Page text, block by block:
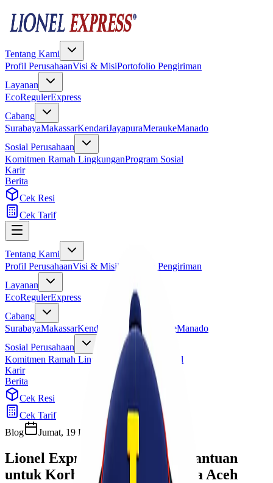
Tentang Kami
Profil PerusahaanVisi & MisiPortofolio Pengiriman
Layanan
EcoRegulerExpress
Cabang
SurabayaMakassarKendariJayapuraMeraukeManado
Sosial Perusahaan
Komitmen Ramah LingkunganProgram Sosial
Karir
Berita
Cek Resi
Cek Tarif
Tentang Kami
Profil PerusahaanVisi & MisiPortofolio Pengiriman
Layanan
EcoRegulerExpress
Cabang
SurabayaMakassarKendari Jayapura MeraukeManado
Sosial Perusahaan
Komitmen Ramah Lingkungan
Program Sosial
Karir
Berita
Cek Resi
Cek Tarif
Blog
Jumat, 19 Desember 2025 Cherryn
Lionel Express Buka Donasi Bantuan
untuk Korban Banjir Sumatera Aceh